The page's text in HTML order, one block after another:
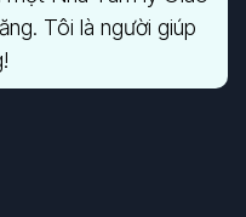
Tôi là người giúp